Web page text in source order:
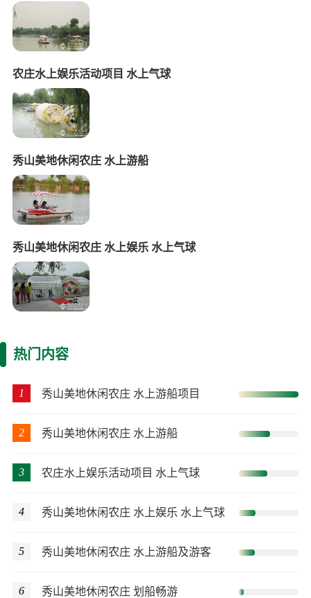
农庄水上娱乐活动项目 水上气球
秀山美地休闲农庄 水上游船
秀山美地休闲农庄 水上娱乐 水上气球
热门内容
1 秀山美地休闲农庄 水上游船项目
2 秀山美地休闲农庄 水上游船
3 农庄水上娱乐活动项目 水上气球
4 秀山美地休闲农庄 水上娱乐 水上气球
5 秀山美地休闲农庄 水上游船及游客
6 秀山美地休闲农庄 划船畅游